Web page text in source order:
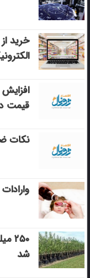
خرید
قیمت
نکات
۲۵۰
شد